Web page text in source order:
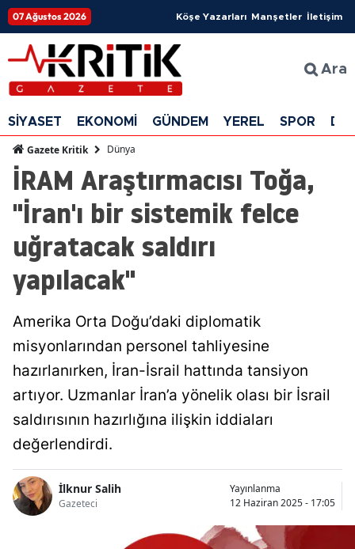
07 Ağustos 2026 Köşe Yazarları Manşetler İletişim
Ara
SİYASET EKONOMİ GÜNDEM YEREL SPOR
Gazete Kritik Dünya
İRAM Araştırmacısı Toğa,
"İran'ı bir sistemik felce
uğratacak saldırı
yapılacak"
Amerika Orta Doğu’daki diplomatik
misyonlarından personel tahliyesine
hazırlanırken, İran-İsrail hattında tansiyon
artıyor. Uzmanlar İran’a yönelik olası bir İsrail
saldırısının hazırlığına ilişkin iddiaları
değerlendirdi.
İlknur Salih
Gazeteci
Yayınlanma
12 Haziran 2025 - 17:05